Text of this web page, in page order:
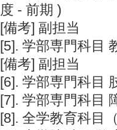
度 - 前期 )
[備考] 副担当
[5]. 学部専門科目
[備考] 副担当
[6]. 学部専門科目
[7]. 学部専門科目
[8]. 全学教育科目